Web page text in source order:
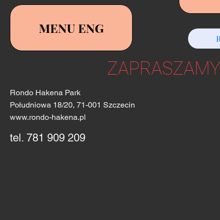
MENU ENG
Rondo Hakena Park
Południowa 18/20, 71-001 Szczecin
www.rondo-hakena.pl
tel. 781 909 209